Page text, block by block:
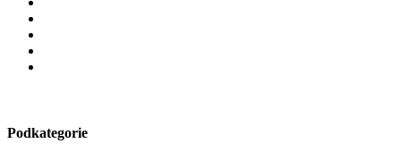
Podkategorie